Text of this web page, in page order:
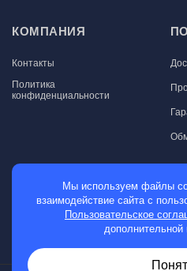
КОМПАНИЯ
Контакты
Политика
конфиденциальности
МАГАЗИН
Мужские часы
Мы используем файлы
взаимодействие сайта с
Пользовательское